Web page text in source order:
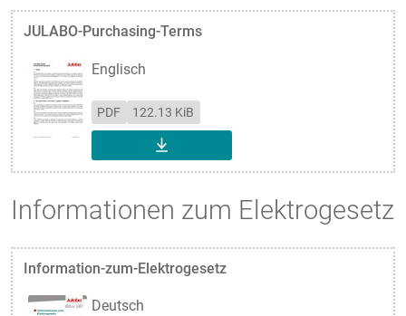
JULABO-Purchasing-Terms
Englisch
PDF 122.13 KiB
DOWNLOAD
Informationen zum Elektrogesetz
Information-zum-Elektrogesetz
Deutsch